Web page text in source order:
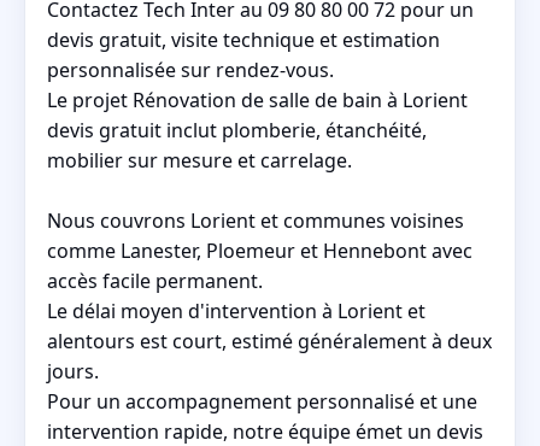
Contactez Tech Inter au 09 80 80 00 72 pour un
devis gratuit, visite technique et estimation
personnalisée sur rendez-vous.
Le projet Rénovation de salle de bain à Lorient
devis gratuit inclut plomberie, étanchéité,
mobilier sur mesure et carrelage.
Nous couvrons Lorient et communes voisines
comme Lanester, Ploemeur et Hennebont avec
accès facile permanent.
Le délai moyen d'intervention à Lorient et
alentours est court, estimé généralement à deux
jours.
Pour un accompagnement personnalisé et une
intervention rapide, notre équipe émet un devis